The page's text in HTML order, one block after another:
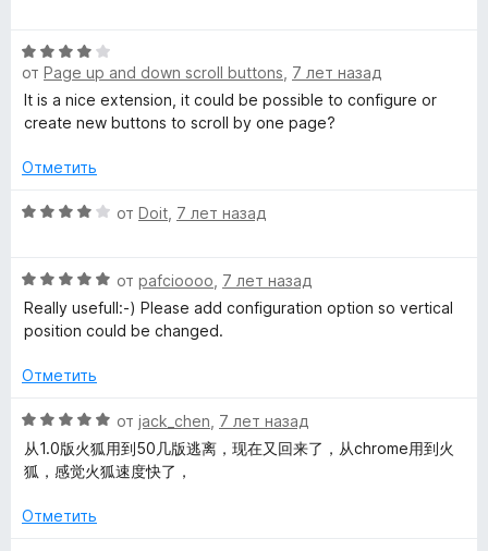
o
n
s
»
н
а
5
и
5
н
е
н
о
а
и
О
ц
е
н
н
н
и
з
5
от Page up and down scroll buttons 7 лет назад
It is a nice extension, it could be possible to configure or
create new buttons to scroll by one page?
Отметить
О
н
е
н
н
4
и
з
от Doit 7 лет назад
О
ц
е
е
о
н
а
5
и
от pafcioooo 7 лет назад
Really usefull:-) Please add configuration option so vertical
position could be changed.
Отметить
О
ц
е
е
от jack_chen 7 лет назад
从1.0版火狐用到50几版逃离，现在又回来了，从chrome用到火
狐，感觉火狐速度快了，
Отметить